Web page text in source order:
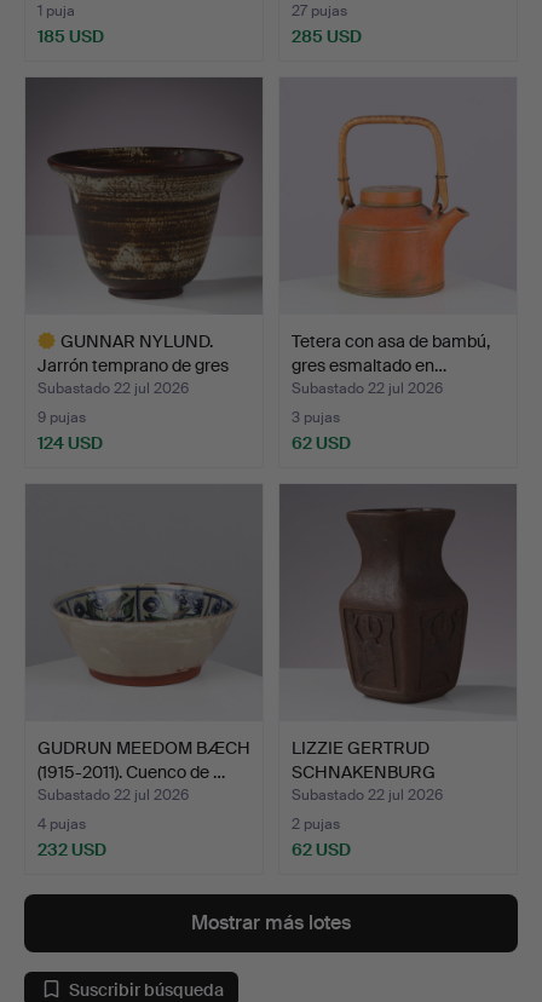
1 puja
185 USD
27 pujas
285 USD
GUNNAR NYLUND.
Jarrón temprano de gres
con…
Subastado 22 jul 2026
9 pujas
124 USD
Tetera con asa de bambú,
gres esmaltado en…
Subastado 22 jul 2026
3 pujas
62 USD
GUDRUN MEEDOM BÆCH
(1915-2011). Cuenco de …
Subastado 22 jul 2026
4 pujas
232 USD
LIZZIE GERTRUD
SCHNAKENBURG
THYSSEN (1925-…
Subastado 22 jul 2026
2 pujas
62 USD
Mostrar más lotes
Suscribir búsqueda